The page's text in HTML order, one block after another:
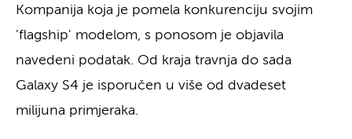
Kompanija koja je pomela konkurenciju svojim
'flagship' modelom, s ponosom je objavila
navedeni podatak. Od kraja travnja do sada
Galaxy S4 je isporučen u više od dvadeset
milijuna primjeraka.